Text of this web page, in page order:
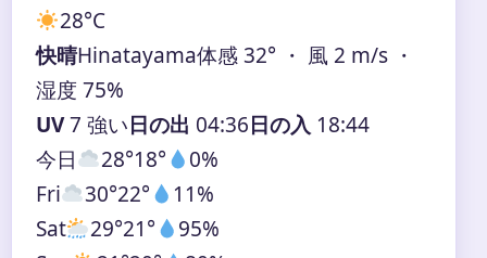
28°C
快晴Hinatayama体感 32° ・ 風 2 m/s ・
湿度 75%
UV7 強い日の出 04:36日の入 18:44
今日
28°18°
0%
Fri
30°22°
11%
Sat
29°21°
95%